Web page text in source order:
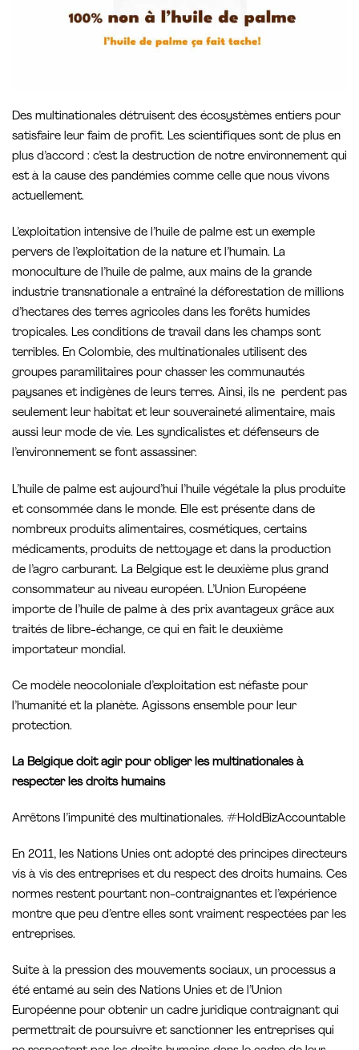
Des multinationales détruisent des écosystèmes entiers pour
satisfaire leur faim de profit. Les scientifiques sont de plus en
plus d’accord : c’est la destruction de notre environnement qui
est à la cause des pandémies comme celle que nous vivons
actuellement.
L’exploitation intensive de l’huile de palme est un exemple
pervers de l’exploitation de la nature et l’humain. La
monoculture de l’huile de palme, aux mains de la grande
industrie transnationale a entraîné la déforestation de millions
d’hectares des terres agricoles dans les forêts humides
tropicales. Les conditions de travail dans les champs sont
terribles. En Colombie, des multinationales utilisent des
groupes paramilitaires pour chasser les communautés
paysanes et indigènes de leurs terres. Ainsi, ils ne perdent pas
seulement leur habitat et leur souveraineté alimentaire, mais
aussi leur mode de vie. Les syndicalistes et défenseurs de
l’environnement se font assassiner.
L’huile de palme est aujourd’hui l’huile végétale la plus produite
et consommée dans le monde. Elle est présente dans de
nombreux produits alimentaires, cosmétiques, certains
médicaments, produits de nettoyage et dans la production
de l’agro carburant. La Belgique est le deuxième plus grand
consommateur au niveau européen. L’Union Européene
importe de l’huile de palme à des prix avantageux grâce aux
traités de libre-échange, ce qui en fait le deuxième
importateur mondial.
Ce modèle neocoloniale d’exploitation est néfaste pour
l’humanité et la planète. Agissons ensemble pour leur
protection.
La Belgique doit agir pour obliger les multinationales à
respecter les droits humains
Arrêtons l’impunité des multinationales. #HoldBizAccountable
En 2011, les Nations Unies ont adopté des principes directeurs
vis à vis des entreprises et du respect des droits humains. Ces
normes restent pourtant non-contraignantes et l’expérience
montre que peu d’entre elles sont vraiment respectées par les
entreprises.
Suite à la pression des mouvements sociaux, un processus a
été entamé au sein des Nations Unies et de l’Union
Européenne pour obtenir un cadre juridique contraignant qui
permettrait de poursuivre et sanctionner les entreprises qui